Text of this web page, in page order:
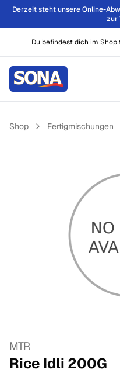
Derzeit steht unsere Online-
zur
Du befindest dich im Shop
Shop Fertigmischungen
MTR
Rice Idli 200G